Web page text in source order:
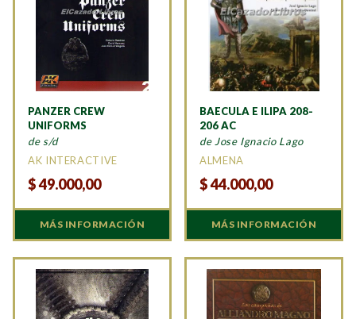
PANZER CREW
UNIFORMS
de s/d
AK INTERACTIVE
$49.000,00
MÁS INFORMACIÓN
BAECULA E ILIPA 208-
206 AC
de Jose Ignacio Lago
ALMENA
$44.000,00
MÁS INFORMACIÓN